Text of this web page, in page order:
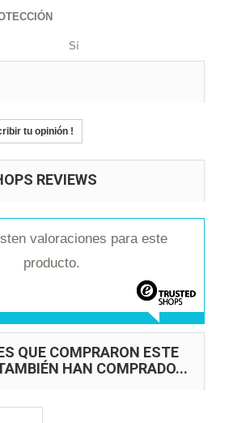
Sí
tu opinión !
REVIEWS
valoraciones para este
producto.
QUE COMPRARON ESTE
HAN COMPRADO...